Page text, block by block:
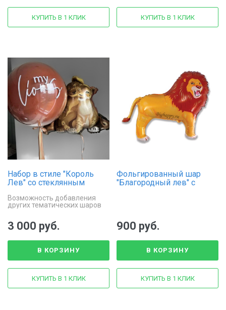
КУПИТЬ В 1 КЛИК КУПИТЬ В 1 КЛИК
Набор в стиле "Король
Лев" со стеклянным
Возможность добавления
других тематических шаров
3 000 руб.
В КОРЗИНУ
КУПИТЬ В 1 КЛИК
Фольгированный шар
"Благородный лев" с
900 руб.
В КОРЗИНУ
КУПИТЬ В 1 КЛИК